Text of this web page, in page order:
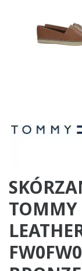
TOMMY